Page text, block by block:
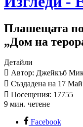
Плашещата
„Дом на
Детайли
Автор: Джейкъб
Създадена на 17
Посещения: 17755
9 мин. четене
Facebook